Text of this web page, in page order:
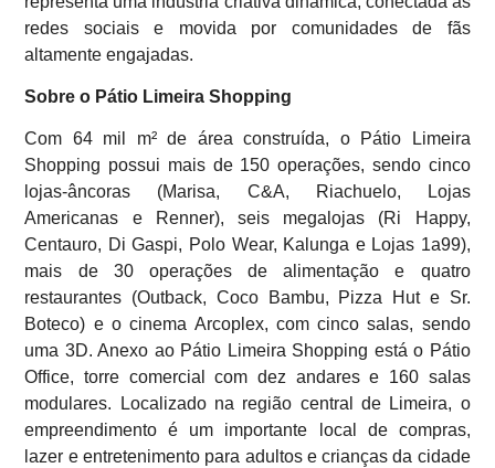
redes sociais e movida por comunidades de fãs
altamente engajadas.
Sobre o Pátio Limeira Shopping
Com 64 mil m² de área construída, o Pátio Limeira
Shopping possui mais de 150 operações, sendo cinco
lojas-âncoras (Marisa, C&A, Riachuelo, Lojas
Americanas e Renner), seis megalojas (Ri Happy,
Centauro, Di Gaspi, Polo Wear, Kalunga e Lojas 1a99),
mais de 30 operações de alimentação e quatro
restaurantes (Outback, Coco Bambu, Pizza Hut e Sr.
Boteco) e o cinema Arcoplex, com cinco salas, sendo
uma 3D. Anexo ao Pátio Limeira Shopping está o Pátio
Office, torre comercial com dez andares e 160 salas
modulares. Localizado na região central de Limeira, o
empreendimento é um importante local de compras,
lazer e entretenimento para adultos e crianças da cidade